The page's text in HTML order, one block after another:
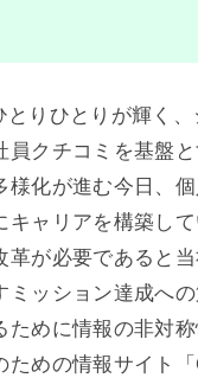
りひとりが輝く
員クチコミを基盤
化が進む今日、
ャリアを構築し
革が必要であると
ッション達成へ
めに情報の非対
めの情報サイト